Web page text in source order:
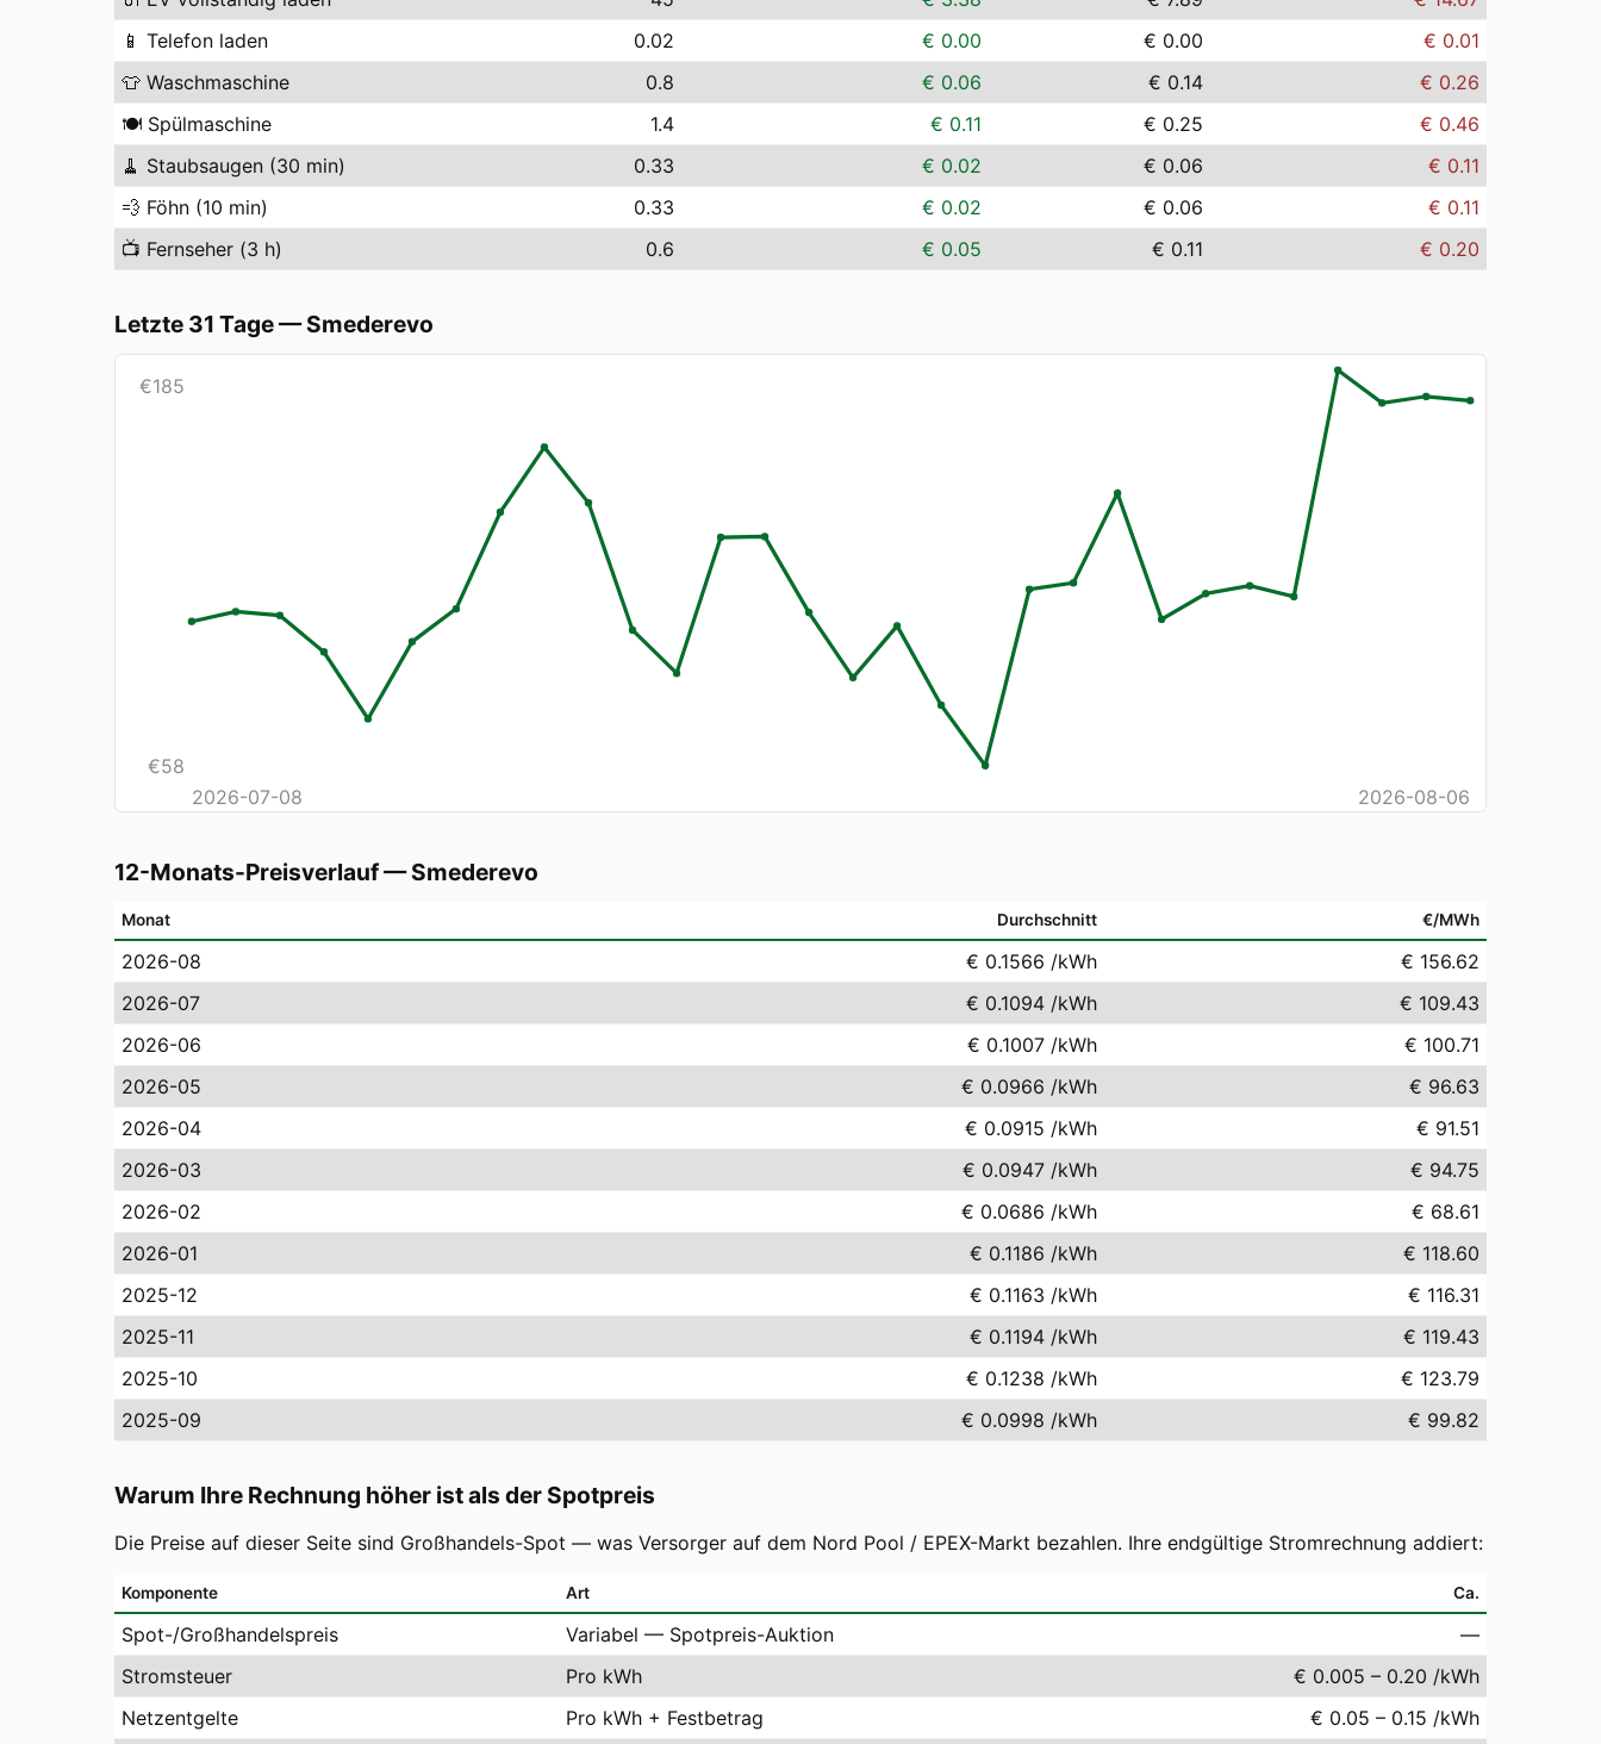
📱 Telefon laden 0.02 € 0.00 € 0.00
€ 0.01
👕 Waschmaschine 0.8 € 0.06 € 0.14
€ 0.26
🍽️ Spülmaschine 1.4 € 0.11 € 0.25
€ 0.46
🧹 Staubsaugen (30 min) 0.33 € 0.02 € 0.06
€ 0.11
💨 Föhn (10 min) 0.33 € 0.02 € 0.06
€ 0.11
📺 Fernseher (3 h) 0.6 € 0.05 € 0.11 € 0.20
Letzte 31 Tage—Smederevo
€185
€58
2026-07-08
2026-08-06
12-Monats-Preisverlauf—Smederevo
Monat Durchschnitt €/MWh
2026-08 € 0.1566 /kWh
€ 156.62
2026-07
€ 0.1094 /kWh
€ 109.43
2026-06
€ 0.1007 /kWh
€ 100.71
2026-05
€ 0.0966 /kWh
€ 96.63
2026-04
€ 0.0915 /kWh
€ 91.51
2026-03
€ 0.0947 /kWh
€ 94.75
2026-02
€ 0.0686 /kWh
€ 68.61
2026-01
€ 0.1186 /kWh
€ 118.60
2025-12
€ 0.1163 /kWh
€ 116.31
2025-11
€ 0.1194 /kWh
€ 119.43
2025-10
€ 0.1238 /kWh
€ 123.79
2025-09
€ 0.0998 /kWh € 99.82
Warum Ihre Rechnung höher ist als der Spotpreis
Die Preise auf dieser Seite sind Großhandels-Spot — was Versorger auf dem Nord Pool / EPEX-Markt bezahlen. Ihre endgültige Stromrechnung addiert:
Komponente Art Ca.
Spot-/Großhandelspreis Variabel — Spotpreis-Auktion
—
Stromsteuer
Pro kWh
€ 0.005 – 0.20 /kWh
Netzentgelte
Pro kWh + Festbetrag € 0.05 – 0.15 /kWh